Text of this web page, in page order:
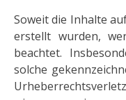
Soweit die Inhalte
erstellt wurden,
beachtet.
solche